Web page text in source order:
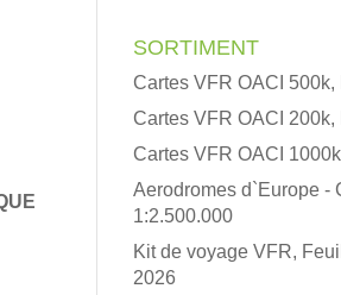
SORTIMENT
Cartes VFR OACI 500k,
Cartes VFR OACI 200k,
Cartes VFR OACI
Aerodromes d`Europe -
1:2.500.000
Kit de voyage VFR,
2026